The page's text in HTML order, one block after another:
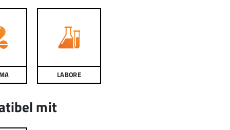
LABORE
mit